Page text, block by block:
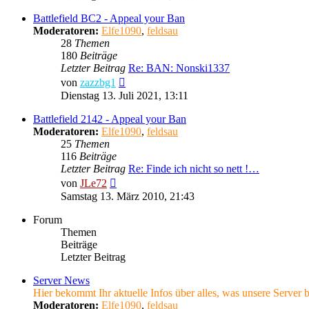
Battlefield BC2 - Appeal your Ban
Moderatoren: Elfe1090, feldsau
28 Themen
180 Beiträge
Letzter Beitrag Re: BAN: Nonski1337
von zazzbg1
Beitrag
Dienstag 13. Juli 2021, 13:11
Battlefield 2142 - Appeal your Ban
Moderatoren: Elfe1090, feldsau
25 Themen
116 Beiträge
Letzter Beitrag Re: Finde ich nicht so nett !…
von JLe72
Beitrag
Samstag 13. März 2010, 21:43
Forum
Themen
Beiträge
Letzter Beitrag
Server News
Hier bekommt Ihr aktuelle Infos über alles, was unsere Server
Moderatoren: Elfe1090, feldsau